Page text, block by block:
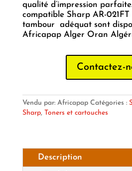
qualité d’impression
compatible Sharp AR-021FT
tambour adéquat sont
Africapap Alger Oran
Contactez-
Vendu par: Africapap Catégories :
Sharp, Toners et cartouches
Description